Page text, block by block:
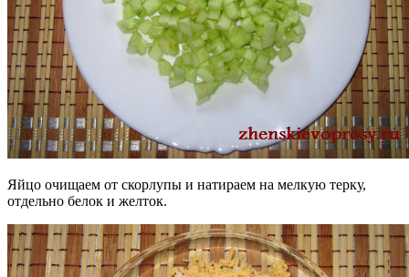
Яйцо очищаем от скорлупы и натираем на мелкую терку,
отдельно белок и желток.